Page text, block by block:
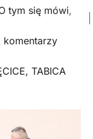
tym się mówi,
komentarzy
, TABICA